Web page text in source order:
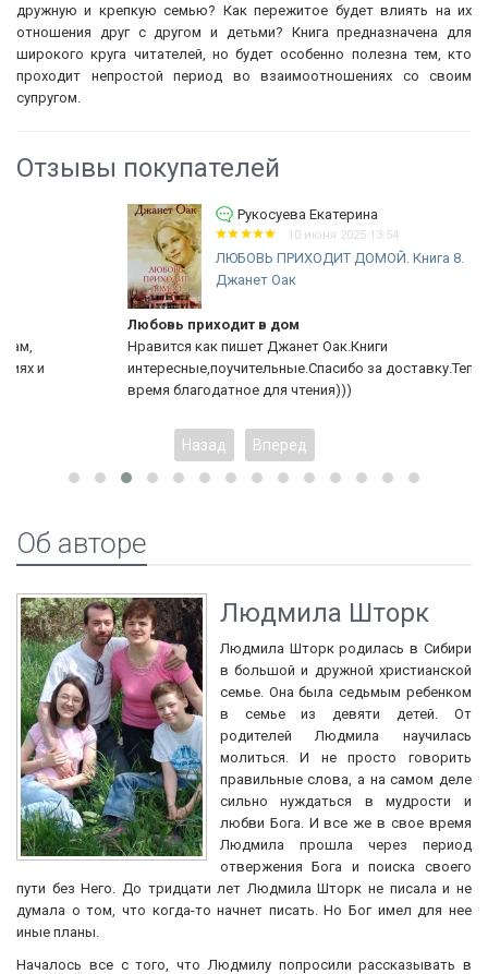
дружную и крепкую семью? Как пережитое будет влиять на их
отношения друг с другом и детьми? Книга предназначена для
широкого круга читателей, но будет особенно полезна тем, кто
проходит непростой период во взаимоотношениях со своим
супругом.
Отзывы покупателей
Рукосуева Екатерина
10 июня 2025 13:54
ЛЮБОВЬ ПРИХОДИТ ДОМОЙ. Книга 8.
Джанет Оак
Любовь приходит в дом
Нравится как пишет Джанет Оак.Книги
интересные,поучительные.Спасибо за доставку.Теперь будет
время благодатное для чтения)))
Назад Вперед
Об авторе
Людмила Шторк
Людмила Шторк родилась в Сибири
в большой и дружной христианской
семье. Она была седьмым ребенком
в семье из девяти детей. От
родителей Людмила научилась
молиться. И не просто говорить
правильные слова, а на самом деле
сильно нуждаться в мудрости и
любви Бога. И все же в свое время
Людмила прошла через период
отвержения Бога и поиска своего
пути без Него. До тридцати лет Людмила Шторк не писала и не
думала о том, что когда-то начнет писать. Но Бог имел для нее
иные планы.
Началось все с того, что Людмилу попросили рассказывать в